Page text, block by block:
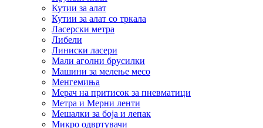
Кутии за алат
Кутии за алат со тркала
Ласерски метра
Либели
Линиски ласери
Мали аголни брусилки
Машини за мелење месо
Менгемиња
Мерач на притисок за пневматици
Метра и Мерни ленти
Мешалки за боја и лепак
Микро одвртувачи